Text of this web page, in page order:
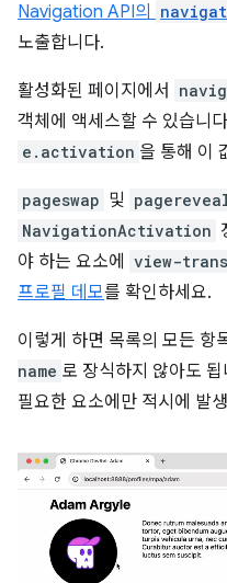
Navigation API의
노출합니다.
활성화된 페이지에서
객체에 액세스할 수 있습니
e.activation 을 통해 이
pageswap 및
NavigationActivation
야 하는 요소에
view-
프로필 데모를 확인하세요.
이렇게 하면 목록의 모든 항
name 로 장식하지 않아도
필요한 요소에만 적시에 발